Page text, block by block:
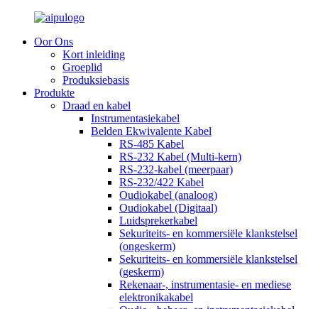
Oor Ons
Kort inleiding
Groeplid
Produksiebasis
Produkte
Draad en kabel
Instrumentasiekabel
Belden Ekwivalente Kabel
RS-485 Kabel
RS-232 Kabel (Multi-kern)
RS-232-kabel (meerpaar)
RS-232/422 Kabel
Oudiokabel (analoog)
Oudiokabel (Digitaal)
Luidsprekerkabel
Sekuriteits- en kommersiële klankstelsel
(ongeskerm)
Sekuriteits- en kommersiële klankstelsel
(geskerm)
Rekenaar-, instrumentasie- en mediese
elektronikakabel